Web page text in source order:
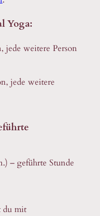
Yoga:
jede weitere Person
jede weitere
– geführte Stunde
du mit